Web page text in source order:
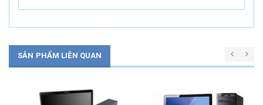
SẢN PHẨM LIÊN QUAN